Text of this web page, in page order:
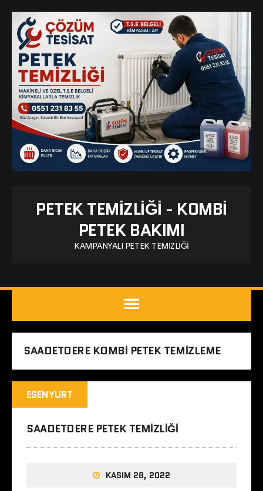
PETEK TEMIZLIĞI - KOMBI
PETEK BAKIMI
KAMPANYALI PETEK TEMIZLIĞI
SAADETDERE KOMBI PETEK TEMIZLEME
ESENYURT
SAADETDERE PETEK TEMIZLIĞI
KASIM 28, 2022